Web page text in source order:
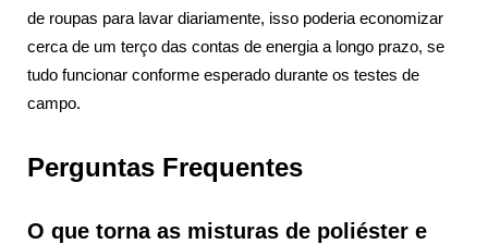
de roupas para lavar diariamente, isso poderia economizar
cerca de um terço das contas de energia a longo prazo, se
tudo funcionar conforme esperado durante os testes de
campo.
Perguntas Frequentes
O que torna as misturas de poliéster e